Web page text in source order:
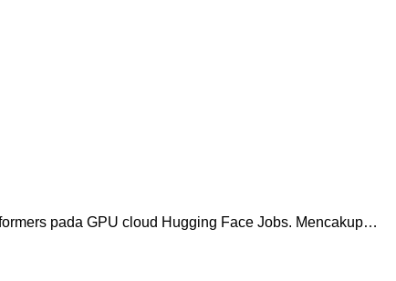
pada GPU cloud Hugging Face Jobs. Mencakup…